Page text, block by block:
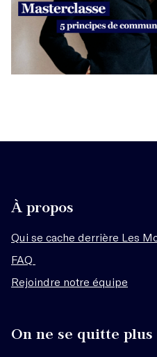
À propos
Qui se cache derrière Les
FAQ
Rejoindre notre équipe
On ne se quitte plus